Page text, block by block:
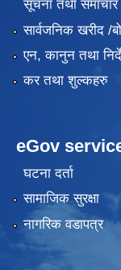
सूचना तथा समाचार
सार्वजनिक खरीद /
एन, कानुन तथा
कर तथा शुल्कहरु
eGov
घटना दर्ता
सामाजिक सुरक्षा
नागरिक वडापत्र